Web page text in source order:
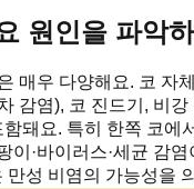
원인을 파악
매우 다양해요. 코 자
감염), 코 진드기, 비
돼요. 특히 한쪽 코
이·바이러스·세균 감
성 비염의 가능성을